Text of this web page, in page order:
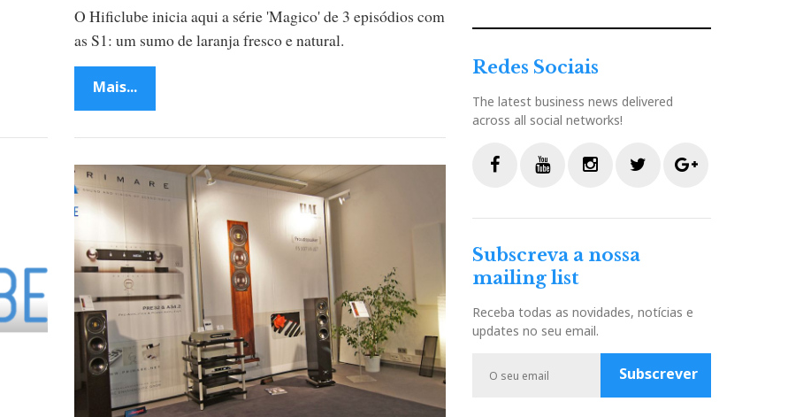
O Hificlube inicia aqui a série 'Magico' de 3 episódios com
as S1: um sumo de laranja fresco e natural.
Mais...
Redes Sociais
The latest business news delivered
across all social networks!
a
e
b
o
k
o
t
u
e
n
t
a
a
w
t
r
o
P
s
Subscreva a nossa
mailing list
Receba todas as novidades, notícias e
updates no seu email.
Subscrever